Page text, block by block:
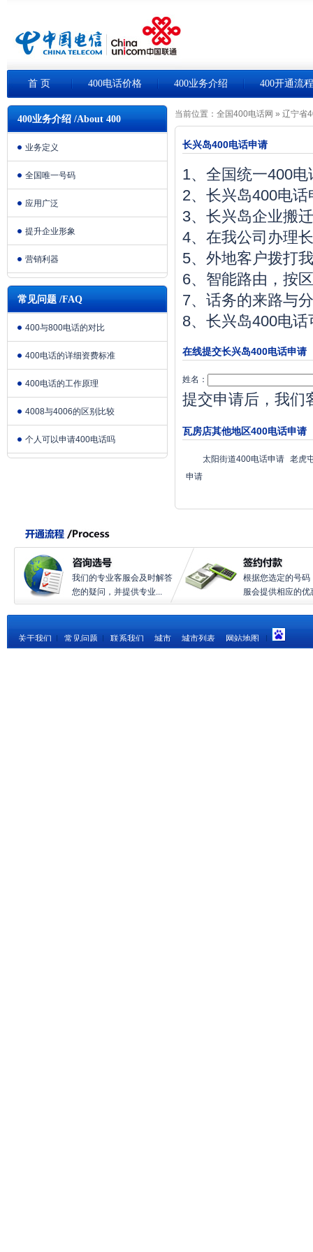
首 页 400电话价格 400业务介绍 400开通流程
400业务介绍 /About 400
业务定义
全国唯一号码
应用广泛
提升企业形象
营销利器
常见问题 /FAQ
400与800电话的对比
400电话的详细资费标准
400电话的工作原理
4008与4006的区别比较
个人可以申请400电话吗
当前位置： 全国400电话网 » 辽宁省
长兴岛400电话申请
1、全国统一400
2、长兴岛400电
3、长兴岛企业搬
4、在我公司办理
5、外地客户拨打
6、智能路由，按
7、话务的来路与
8、长兴岛400电
在线提交长兴岛400电话申请
姓名：
提交申请后，我们
瓦房店其他地区400电话申请
太阳街道400电话申请 老虎
申请
我们的专业客服会及时解答
您的疑问，并提供专业...
根据您选定的号码
服会提供相应的优
关于我们 常见问题 联系我们 城市 城市列表 网站地图